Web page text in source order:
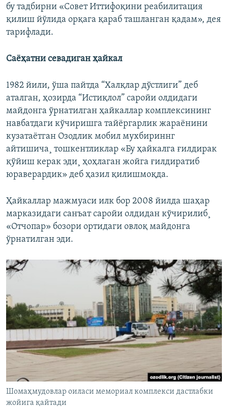
бу тадбирни «Совет Иттифоқини реабилитация
қилиш йўлида орқага қараб ташланган қадам», дея
тарифлади.
Саëҳатни севадиган ҳайкал
1982 йили, ўша пайтда “Халқлар дўстлиги” деб
аталган, ҳозирда “Истиқлол” саройи олдидаги
майдонга ўрнатилган ҳайкаллар комплексининг
навбатдаги кўчиришга тайёргарлик жараëнини
кузатаëтган Озодлик мобил мухбириннг
айтишича¸ тошкентликлар «Бу ҳайкалга ғилдирак
қўйиш керак эди¸ ҳоҳлаган жойга ғилдиратиб
юраверардик» деб ҳазил қилишмоқда.
Ҳайкаллар мажмуаси илк бор 2008 йилда шаҳар
марказидаги санъат саройи олдидан кўчирилиб¸
«Отчопар» бозори ортидаги овлоқ майдонга
ўрнатилган эди.
Шомаҳмудовлар оиласи мемориал комплекси дастлабки
жойига қайтади